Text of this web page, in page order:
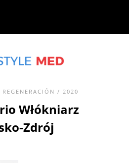
REGENERACIÓN / 2020
Włókniarz
Zdrój